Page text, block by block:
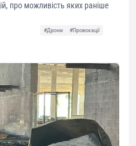
про можливість яких раніше
#Дрони
#Провокації